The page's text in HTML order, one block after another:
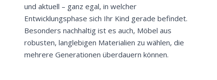
und aktuell – ganz egal, in welcher
Entwicklungsphase sich Ihr Kind gerade befindet.
Besonders nachhaltig ist es auch, Möbel aus
robusten, langlebigen Materialien zu wählen, die
mehrere Generationen überdauern können.